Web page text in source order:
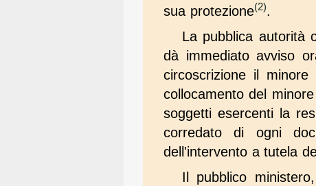
sua protezione(2).
La pubblica autorità
dà immediato avviso
circoscrizione il
collocamento del
soggetti esercenti la
corredato di ogni
dell'intervento a tutela
Il pubblico